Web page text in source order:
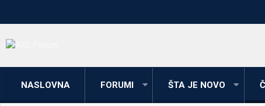
NASLOVNA FORUMI ŠTA JE NOVO